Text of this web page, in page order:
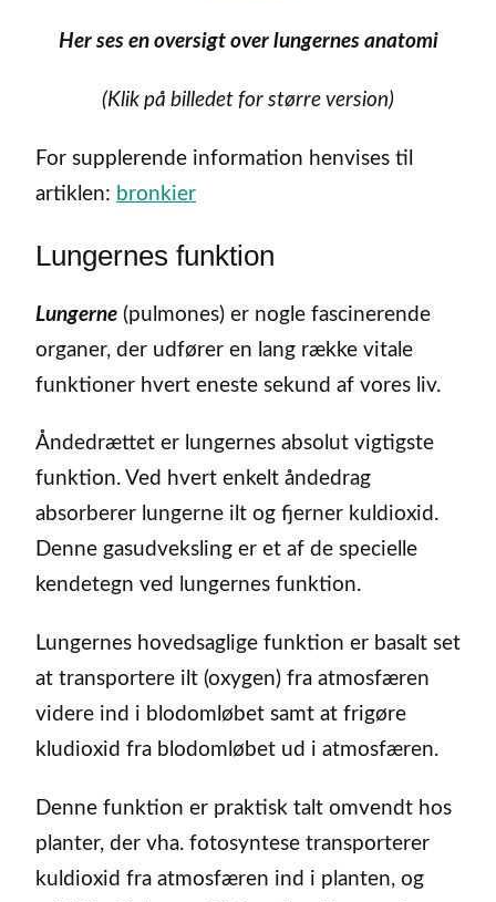
Her ses en oversigt over lungernes anatomi
(Klik på billedet for større version)
For supplerende information henvises til
artiklen: bronkier
Lungernes funktion
Lungerne (pulmones) er nogle fascinerende
organer, der udfører en lang række vitale
funktioner hvert eneste sekund af vores liv.
Åndedrættet er lungernes absolut vigtigste
funktion. Ved hvert enkelt åndedrag
absorberer lungerne ilt og fjerner kuldioxid.
Denne gasudveksling er et af de specielle
kendetegn ved lungernes funktion.
Lungernes hovedsaglige funktion er basalt set
at transportere ilt (oxygen) fra atmosfæren
videre ind i blodomløbet samt at frigøre
kludioxid fra blodomløbet ud i atmosfæren.
Denne funktion er praktisk talt omvendt hos
planter, der vha. fotosyntese transporterer
kuldioxid fra atmosfæren ind i planten, og